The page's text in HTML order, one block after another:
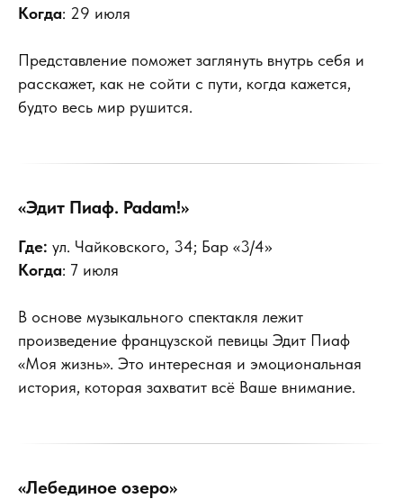
Когда: 29 июля
Представление поможет заглянуть внутрь себя и
расскажет, как не сойти с пути, когда кажется,
будто весь мир рушится.
«Эдит Пиаф. Padam!»
Где: ул. Чайковского, 34; Бар «3/4»
Когда: 7 июля
В основе музыкального спектакля лежит
произведение французской певицы Эдит Пиаф
«Моя жизнь». Это интересная и эмоциональная
история, которая захватит всё Ваше внимание.
«Лебединое озеро»